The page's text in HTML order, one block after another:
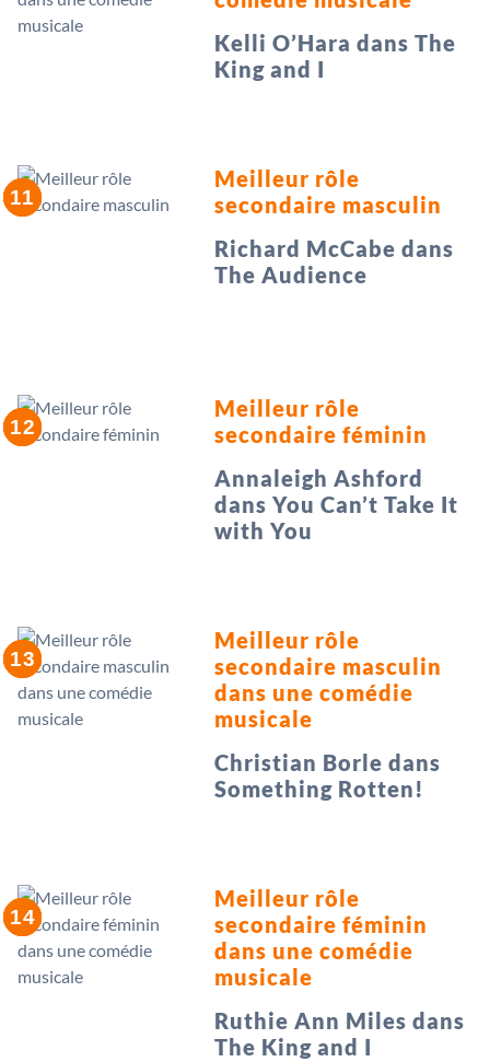
Kelli O’Hara dans The
King and I
Meilleur rôle
secondaire masculin
Richard McCabe dans
The Audience
Meilleur rôle
secondaire féminin
Annaleigh Ashford
dans You Can’t Take It
with You
Meilleur rôle
secondaire masculin
dans une comédie
musicale
Christian Borle dans
Something Rotten!
Meilleur rôle
secondaire féminin
dans une comédie
musicale
Ruthie Ann Miles dans
The King and I